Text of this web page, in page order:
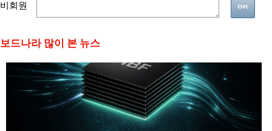
비회원
보드나라 많이 본 뉴스